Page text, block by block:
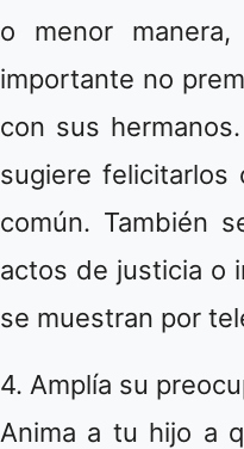
o menor
importante no
con sus
sugiere
común. También
actos de justicia o
se muestran por
4. Amplía su
Anima a tu hijo a